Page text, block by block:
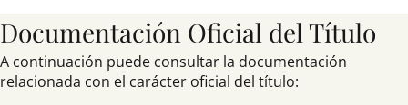
Documentación Oficial del Título
A continuación puede consultar la documentación
relacionada con el carácter oficial del título: